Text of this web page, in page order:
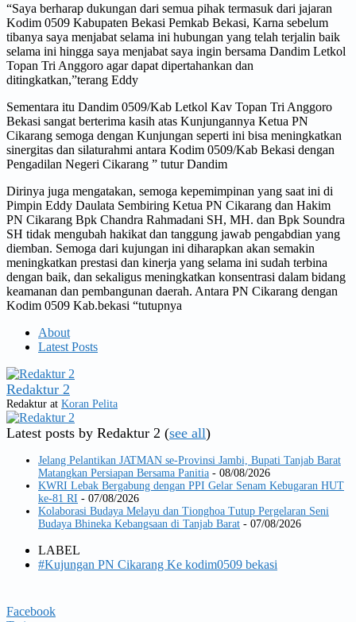
“Saya berharap dukungan dari semua pihak termasuk dari jajaran
Kodim 0509 Kabupaten Bekasi Pemkab Bekasi, Karna sebelum
tibanya saya menjabat selama ini hubungan yang telah terjalin baik
selama ini hingga saya menjabat saya ingin bersama Dandim Letkol
Topan Tri Anggoro agar dapat dipertahankan dan
ditingkatkan,”terang Eddy
Sementara itu Dandim 0509/Kab Letkol Kav Topan Tri Anggoro
Bekasi sangat berterima kasih atas Kunjungannya Ketua PN
Cikarang semoga dengan Kunjungan seperti ini bisa meningkatkan
sinergitas dan silaturahmi antara Kodim 0509/Kab Bekasi dengan
Pengadilan Negeri Cikarang ” tutur Dandim
Dirinya juga mengatakan, semoga kepemimpinan yang saat ini di
Pimpin Eddy Daulata Sembiring Ketua PN Cikarang dan Hakim
PN Cikarang Bpk Chandra Rahmadani SH, MH. dan Bpk Soundra
SH tidak mengubah hakikat dan tanggung jawab pengabdian yang
diemban. Semoga dari kujungan ini diharapkan akan semakin
meningkatkan prestasi dan kinerja yang selama ini sudah terbina
dengan baik, dan sekaligus meningkatkan konsentrasi dalam bidang
keamanan dan pembangunan daerah. Antara PN Cikarang dengan
Kodim 0509 Kab.bekasi “tutupnya
About
Latest Posts
Redaktur 2
Redaktur at Koran Pelita
Latest posts by Redaktur 2 (see all)
Jelang Pelantikan JATMAN se-Provinsi Jambi, Bupati Tanjab Barat
Matangkan Persiapan Bersama Panitia - 08/08/2026
KWRI Lebak Bergabung dengan PPI Gelar Senam Kebugaran HUT
ke-81 RI - 07/08/2026
Kolaborasi Budaya Melayu dan Tionghoa Tutup Pergelaran Seni
Budaya Bhineka Kebangsaan di Tanjab Barat - 07/08/2026
LABEL
#Kujungan PN Cikarang Ke kodim0509 bekasi
Facebook